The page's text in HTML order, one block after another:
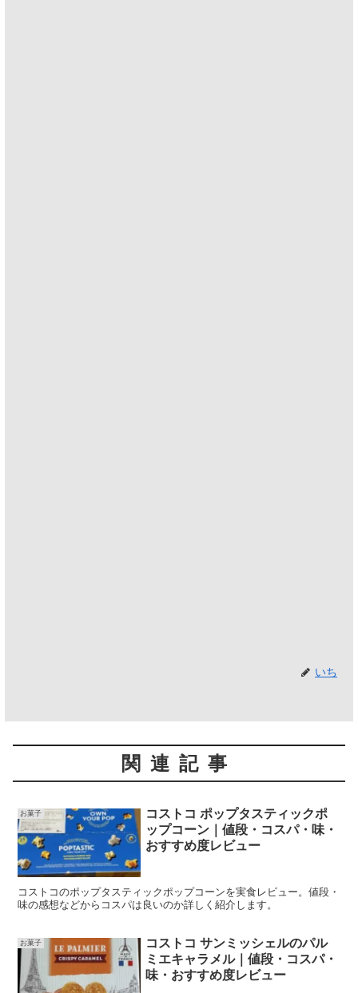
いち
関連記事
お菓子
コストコ ポップタスティックポ
ップコーン｜値段・コスパ・味・
おすすめ度レビュー
コストコのポップタスティックポップコーンを実食レビュー。値段・
味の感想などからコスパは良いのか詳しく紹介します。
お菓子
コストコ サンミッシェルのパル
ミエキャラメル｜値段・コスパ・
味・おすすめ度レビュー